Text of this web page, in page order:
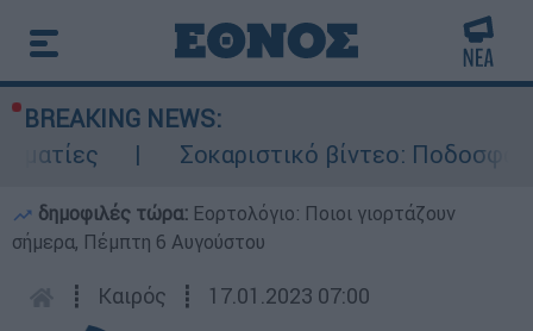
BREAKING NEWS:
Σοκαριστικό βίντεο:
δημοφιλές τώρα: Εορτολόγιο: Ποιοι γιορτάζουν
σήμερα, Πέμπτη 6 Αυγούστου
┋ Καιρός ┋ 17.01.2023 07:00